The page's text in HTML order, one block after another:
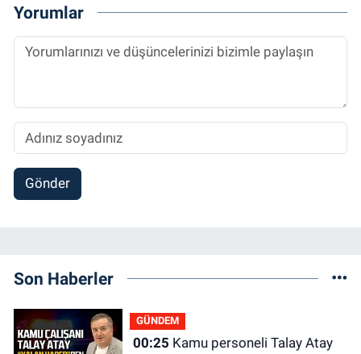
Yorumlar
Gönder
Son Haberler
GÜNDEM
00:25